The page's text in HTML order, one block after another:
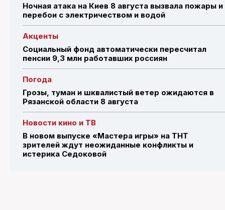
Ночная атака на Киев 8 августа вызвала пожары и
перебои с электричеством и водой
Акценты
Социальный фонд автоматически пересчитал
пенсии 9,3 млн работавших россиян
Погода
Грозы, туман и шквалистый ветер ожидаются в
Рязанской области 8 августа
Новости кино и ТВ
В новом выпуске «Мастера игры» на ТНТ
зрителей ждут неожиданные конфликты и
истерика Седоковой